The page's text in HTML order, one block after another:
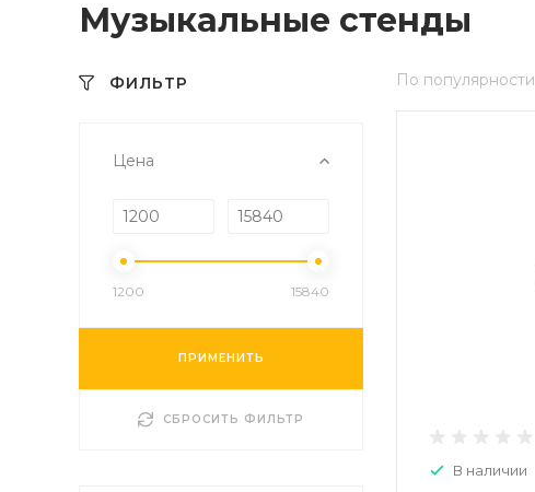
Музыкальные стенды
ФИЛЬТР
Цена
1200 15840
ПРИМЕНИТЬ
СБРОСИТЬ ФИЛЬТР
По популярности
В наличии